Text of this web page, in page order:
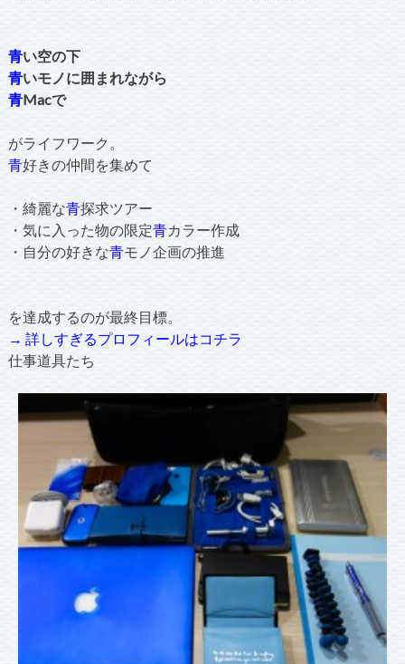
青い空の下
青いモノに囲まれながら
青Macで
がライフワーク。
青好きの仲間を集めて
・綺麗な青探求ツアー
・気に入った物の限定青カラー作成
・自分の好きな青モノ企画の推進
を達成するのが最終目標。
→ 詳しすぎるプロフィールはコチラ
仕事道具たち